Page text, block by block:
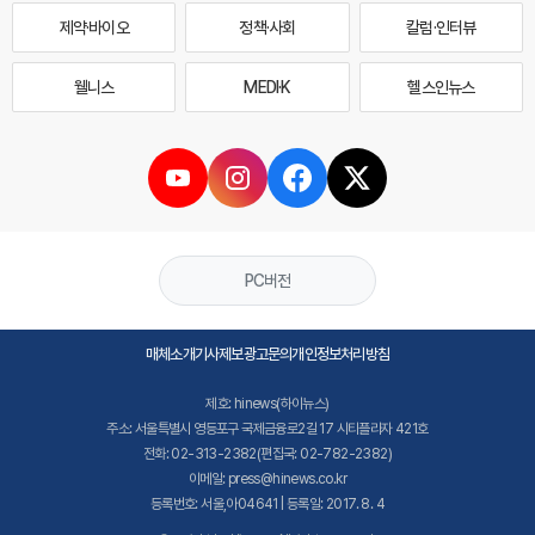
제약·바이오 정책·사회 칼럼·인터뷰
웰니스 MEDI·K 헬스인뉴스
PC버전
매체소개기사제보광고문의개인정보처리방침
제호: hinews(하이뉴스)
주소: 서울특별시 영등포구 국제금융로2길 17 시티플라자 421호
전화: 02-313-2382(편집국: 02-782-2382)
이메일: press@hinews.co.kr
등록번호: 서울,아04641 | 등록일: 2017. 8. 4